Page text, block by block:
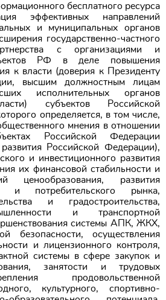
бесплатного ресурса
эффективных направлений
и муниципальных органов
государственно-частного
с организациями и
РФ в деле повышения
к власти (доверия к Президенту
высшим должностным лицам
исполнительных органов
субъектов Российской
определяется, в том числе,
мнения в отношении
Российской Федерации
Российской Федерации),
и инвестиционного развития
их финансовой стабильности и
ценообразования, развития
и потребительского рынка,
и градостроительства,
и транспортной
системы АПК, ЖКХ,
безопасности, осуществления
и лицензионного контроля,
системы в сфере закупок и
занятости и трудовых
продовольственной
культурного, спортивно-